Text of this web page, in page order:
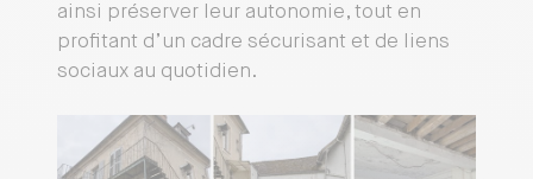
ainsi préserver leur autonomie, tout en
profitant d’un cadre sécurisant et de liens
sociaux au quotidien.